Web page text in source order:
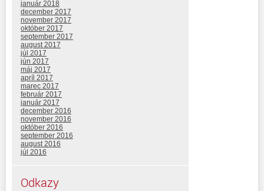
január 2018
december 2017
november 2017
október 2017
september 2017
august 2017
júl 2017
jún 2017
máj 2017
apríl 2017
marec 2017
február 2017
január 2017
december 2016
november 2016
október 2016
september 2016
august 2016
júl 2016
Odkazy